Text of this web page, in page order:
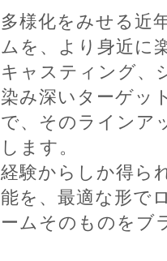
多様化をみせる近
ムを、より身近に
キャスティング、
染み深いターゲッ
で、そのラインア
します。
経験からしか得ら
能を、最適な形で
ームそのものをブ